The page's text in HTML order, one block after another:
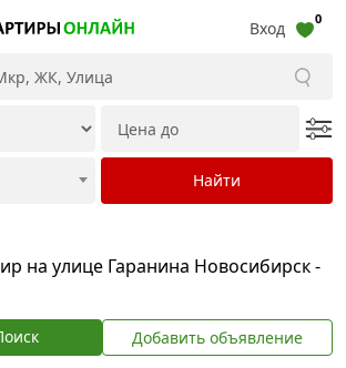
Вход 0
на улице Гаранина Новосибирск -
Добавить объявление